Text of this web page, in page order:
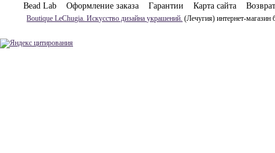
Bead Lab Оформление заказа Гарантии Карта сайта Возврат
Boutique LeChugia. Искусство дизайна украшений. (Лечугия) интернет-